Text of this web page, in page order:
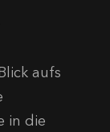
aufs
in die